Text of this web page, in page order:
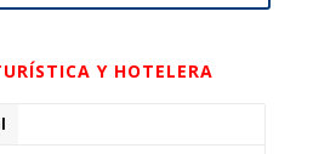
Y HOTELERA